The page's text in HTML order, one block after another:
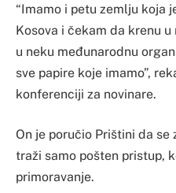
“Imamo i petu zemlju koja
Kosova i čekam da krenu
u neku međunarodnu
sve papire koje imamo”,
konferenciji za novinare.
On je poručio Prištini da
traži samo pošten pristup,
primoravanje.